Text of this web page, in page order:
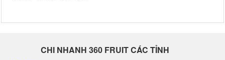
CHI NHANH 360 FRUIT CÁC TỈNH